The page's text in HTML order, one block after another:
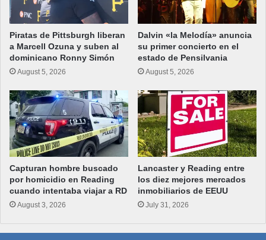
Piratas de Pittsburgh liberan
a Marcell Ozuna y suben al
dominicano Ronny Simón
August 5, 2026
Dalvin «la Melodía» anuncia
su primer concierto en el
estado de Pensilvania
August 5, 2026
Capturan hombre buscado
por homicidio en Reading
cuando intentaba viajar a RD
August 3, 2026
Lancaster y Reading entre
los diez mejores mercados
inmobiliarios de EEUU
July 31, 2026